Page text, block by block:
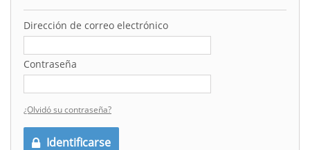
Dirección de correo electrónico
Contraseña
¿Olvidó su contraseña?
Identificarse